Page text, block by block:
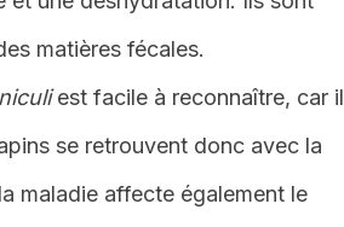
matières fécales.
est facile à reconnaître, car il
se retrouvent donc avec la
maladie affecte également le